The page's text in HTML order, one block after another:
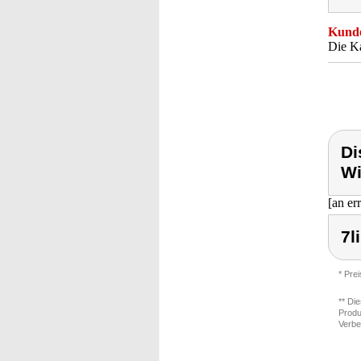
Die
[an
*
**